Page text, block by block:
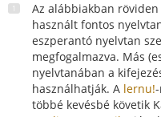
Az alábbiakban
használt fontos
eszperantó nyelvtan
megfogalmazva. Más
nyelvtanában a
használhatják. A lernu!
többé kevésbé követik